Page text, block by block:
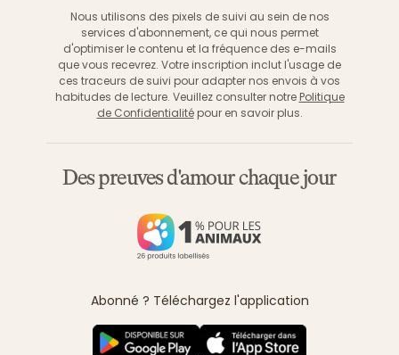
Nous utilisons des pixels de suivi au sein de nos
services d'abonnement, ce qui nous permet
d'optimiser le contenu et la fréquence des e-mails
que vous recevrez. Votre inscription inclut l'usage de
ces traceurs de suivi pour adapter nos envois à vos
habitudes de lecture. Veuillez consulter notre Politique
de Confidentialitépour en savoir plus.
Des preuves d'amour chaque jour
Abonné ? Téléchargez l'application